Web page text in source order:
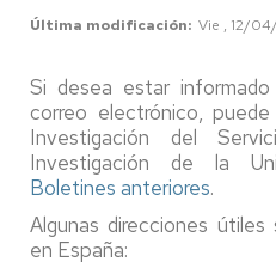
Última modificación Vie , 12/
Si desea estar
correo electrónico,
Investigación del
Investigación de la
Boletines anteriores.
Algunas direcciones
en España: